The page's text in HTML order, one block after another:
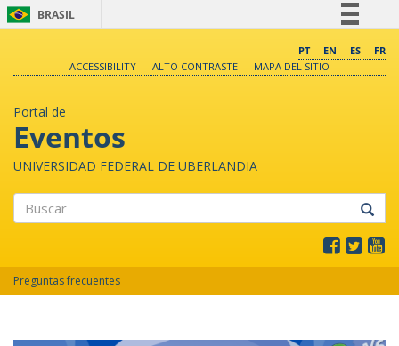
BRASIL
Comunica BR
PT EN ES
FR
ACCESSIBILITY
ALTO CONTRASTE MAPA DEL SITIO
Portal de
Eventos
UNIVERSIDAD FEDERAL DE UBERLANDIA
Preguntas frecuentes